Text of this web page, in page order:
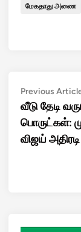
மேகதாது அணை
Post
Previous
வீடு தேடி
பொருட்கள்:
விஜய் அதிரடி